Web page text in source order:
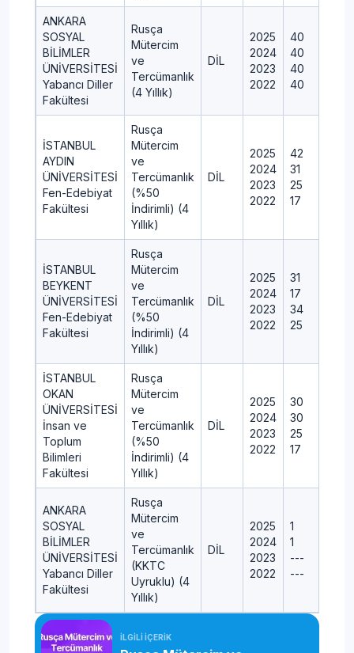
ANKARA
SOSYAL
BİLİMLER
ÜNİVERSİTESİ
Yabancı Diller
Fakültesi
Rusça
Mütercim
ve
Tercümanlık
(4 Yıllık)
DİL
2025
2024
2023
2022
40
40
40
40
İSTANBUL
AYDIN
ÜNİVERSİTESİ
Fen-Edebiyat
Fakültesi
Rusça
Mütercim
ve
Tercümanlık
(%50
İndirimli) (4
Yıllık)
DİL
2025
2024
2023
2022
42
31
25
17
İSTANBUL
BEYKENT
ÜNİVERSİTESİ
Fen-Edebiyat
Fakültesi
Rusça
Mütercim
ve
Tercümanlık
(%50
İndirimli) (4
Yıllık)
DİL
2025
2024
2023
2022
31
17
34
25
İSTANBUL
OKAN
ÜNİVERSİTESİ
İnsan ve
Toplum
Bilimleri
Fakültesi
Rusça
Mütercim
ve
Tercümanlık
(%50
İndirimli) (4
Yıllık)
DİL
2025
2024
2023
2022
30
30
25
17
ANKARA
SOSYAL
BİLİMLER
ÜNİVERSİTESİ
Yabancı Diller
Fakültesi
Rusça
Mütercim
ve
Tercümanlık
(KKTC
Uyruklu) (4
Yıllık)
DİL
2025
2024
2023
2022
1
1
---
---
İLGİLİ İÇERİK